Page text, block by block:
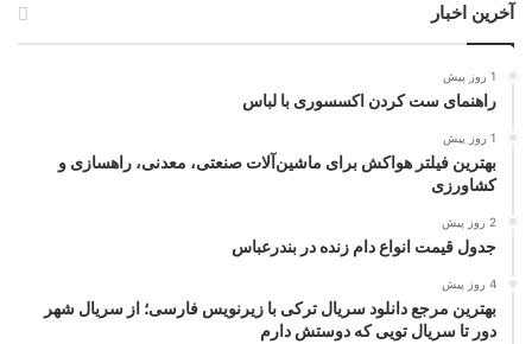
آخرین اخبار
1 روز پیش
راهنمای ست کردن اکسسوری با لباس
1 روز پیش
بهترین فیلتر هواکش برای ماشین‌آلات صنعتی، معدنی، راهسازی و
کشاورزی
2 روز پیش
جدول قیمت انواع دام زنده در بندرعباس
4 روز پیش
بهترین مرجع دانلود سریال ترکی با زیرنویس فارسی؛ از سریال شهر
دور تا سریال تویی که دوستش دارم